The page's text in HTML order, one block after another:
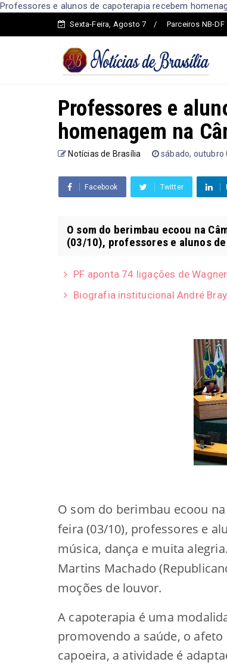
Professores e alunos de capoterapia recebem
Sexta-Feira, Agosto 7 Parceiros NB-DF
Professores e
homenagem na
Notícias de Brasília sábado, outubro
Facebook Twitter
O som do berimbau ecoou na
(03/10), professores e alunos
PF aponta 74 ligações de
Biografia institucional André
O som do berimbau ecoou
feira (03/10), professores e
música, dança e muita
Martins Machado
moções de louvor.
A capoterapia é uma
promovendo a saúde, o
capoeira, a atividade é